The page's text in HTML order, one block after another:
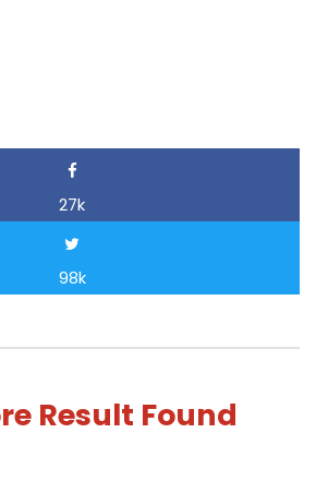
27k
98k
Result Found